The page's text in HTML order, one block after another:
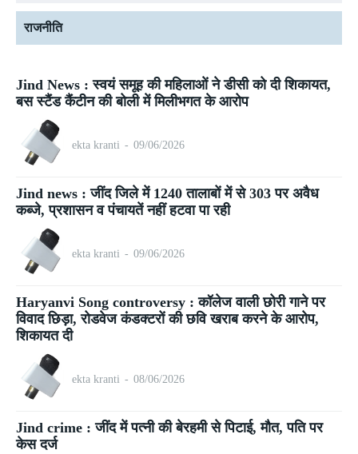
राजनीति
Jind News : स्वयं समूह की महिलाओं ने डीसी को दी शिकायत,
बस स्टैंड कैंटीन की बोली में मिलीभगत के आरोप
ekta kranti - 09/06/2026
Jind news : जींद जिले में 1240 तालाबों में से 303 पर अवैध
कब्जे, प्रशासन व पंचायतें नहीं हटवा पा रही
ekta kranti - 09/06/2026
Haryanvi Song controversy : कॉलेज वाली छोरी गाने पर
विवाद छिड़ा, रोडवेज कंडक्टरों की छवि खराब करने के आरोप,
शिकायत दी
ekta kranti - 08/06/2026
Jind crime : जींद में पत्नी की बेरहमी से पिटाई, मौत, पति पर
केस दर्ज